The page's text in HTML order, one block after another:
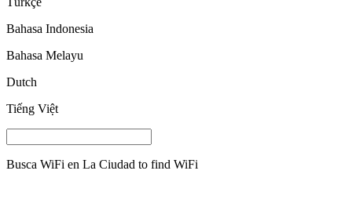
Bahasa Indonesia
Bahasa Melayu
Dutch
Tiếng Việt
Busca WiFi en La Ciudad to find WiFi